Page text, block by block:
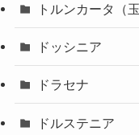
トルンカータ（玉
ドッシニア
ドラセナ
ドルステニア